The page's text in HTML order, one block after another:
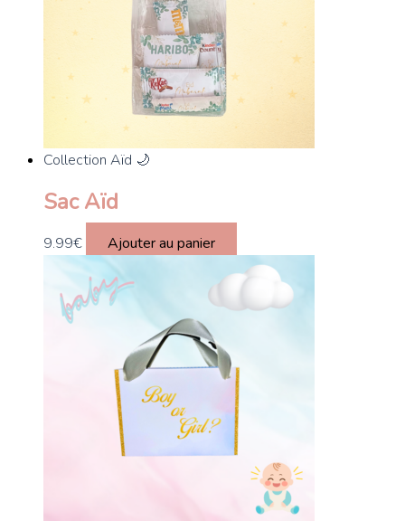
Collection Aïd 🌙
Sac Aïd
9.99€ Ajouter au panier